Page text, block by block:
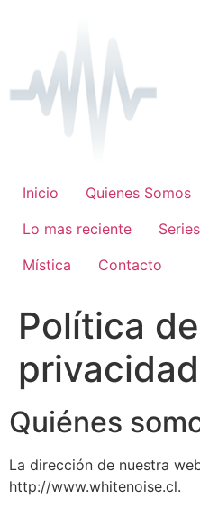
contenido
Inicio Quienes Somos
Lo mas reciente
Mística
Contacto
Política de
privacidad
Quiénes
La dirección de nuestra
http://www.whitenoise.cl.